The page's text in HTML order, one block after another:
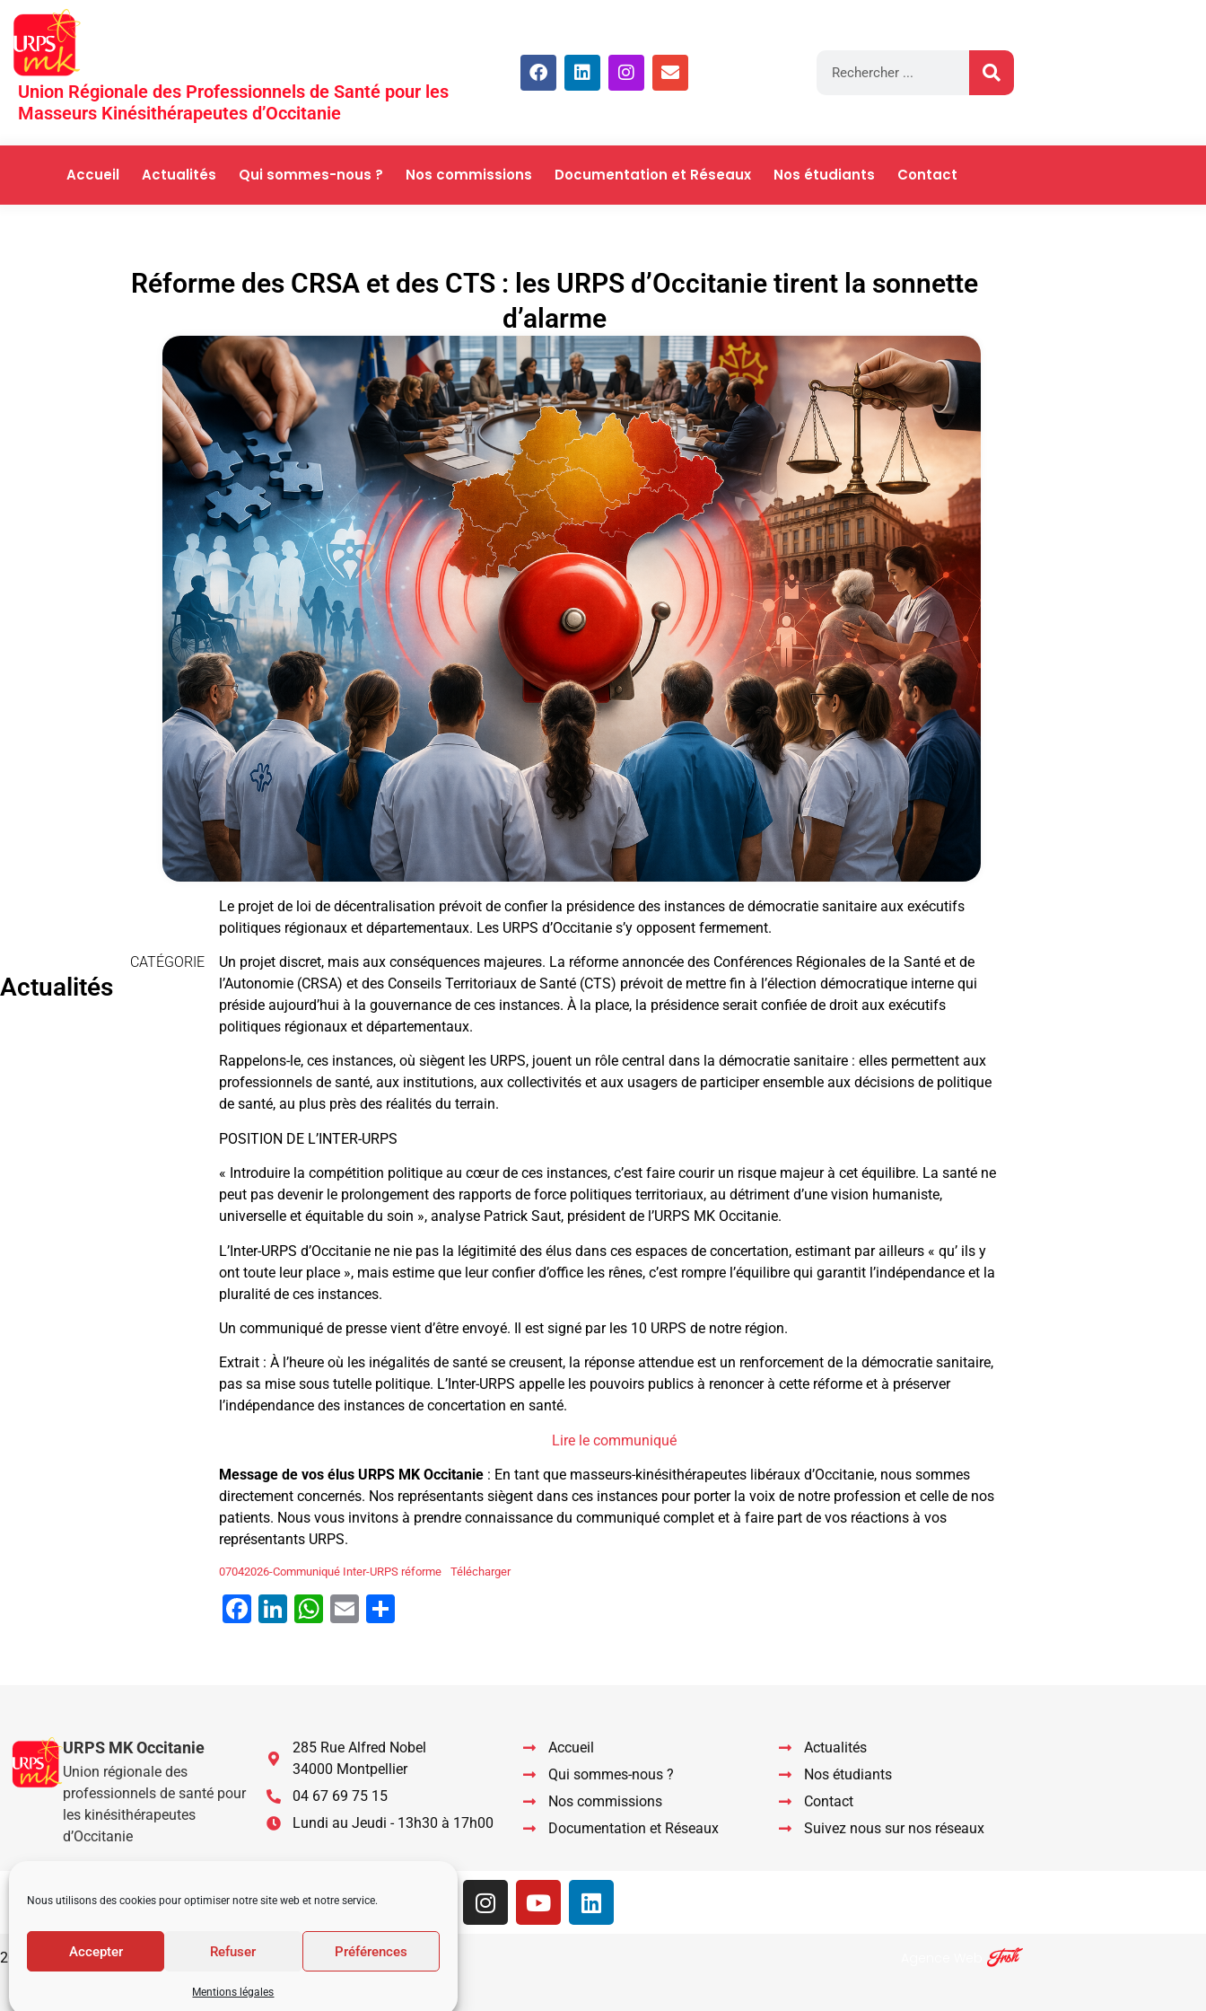
Nous utilisons des cookies pour optimiser notre site web et notre service.
Accepter Refuser Préférences
Mentions légales
Union Régionale des Professionnels de Santé pour les
Masseurs Kinésithérapeutes d’Occitanie
Accueil Actualités Qui sommes-nous ? Nos commissions Documentation et Réseaux Nos étudiants Contact
Réforme des CRSA et des CTS : les URPS d’Occitanie tirent la sonnette
d’alarme
CATÉGORIE
Actualités
Le projet de loi de décentralisation prévoit de confier la présidence des instances de démocratie sanitaire aux exécutifs
politiques régionaux et départementaux. Les URPS d’Occitanie s’y opposent fermement.
Un projet discret, mais aux conséquences majeures. La réforme annoncée des Conférences Régionales de la Santé et de
l’Autonomie (CRSA) et des Conseils Territoriaux de Santé (CTS) prévoit de mettre fin à l’élection démocratique interne qui
préside aujourd’hui à la gouvernance de ces instances. À la place, la présidence serait confiée de droit aux exécutifs
politiques régionaux et départementaux.
Rappelons-le, ces instances, où siègent les URPS, jouent un rôle central dans la démocratie sanitaire : elles permettent aux
professionnels de santé, aux institutions, aux collectivités et aux usagers de participer ensemble aux décisions de politique
de santé, au plus près des réalités du terrain.
POSITION DE L’INTER-URPS
« Introduire la compétition politique au cœur de ces instances, c’est faire courir un risque majeur à cet équilibre. La santé ne
peut pas devenir le prolongement des rapports de force politiques territoriaux, au détriment d’une vision humaniste,
universelle et équitable du soin », analyse Patrick Saut, président de l’URPS MK Occitanie.
L’Inter-URPS d’Occitanie ne nie pas la légitimité des élus dans ces espaces de concertation, estimant par ailleurs « qu’ ils y
ont toute leur place », mais estime que leur confier d’office les rênes, c’est rompre l’équilibre qui garantit l’indépendance et la
pluralité de ces instances.
Un communiqué de presse vient d’être envoyé. Il est signé par les 10 URPS de notre région.
Extrait : À l’heure où les inégalités de santé se creusent, la réponse attendue est un renforcement de la démocratie sanitaire,
pas sa mise sous tutelle politique. L’Inter-URPS appelle les pouvoirs publics à renoncer à cette réforme et à préserver
l’indépendance des instances de concertation en santé.
Lire le communiqué
Message de vos élus URPS MK Occitanie : En tant que masseurs-kinésithérapeutes libéraux d’Occitanie, nous sommes
directement concernés. Nos représentants siègent dans ces instances pour porter la voix de notre profession et celle de nos
patients. Nous vous invitons à prendre connaissance du communiqué complet et à faire part de vos réactions à vos
représentants URPS.
07042026-Communiqué Inter-URPS réforme Télécharger
Facebook
LinkedIn
WhatsApp
Email
URPS MK Occitanie
Union régionale des
professionnels de santé pour
les kinésithérapeutes
d’Occitanie
285 Rue Alfred Nobel
34000 Montpellier
04 67 69 75 15
Lundi au Jeudi - 13h30 à 17h00
Accueil
Qui sommes-nous ?
Nos commissions
Documentation et Réseaux
Actualités
Nos étudiants
Contact
Suivez nous sur nos réseaux
2022 © URPS MK Occitanie – Mentions légales Plan du site